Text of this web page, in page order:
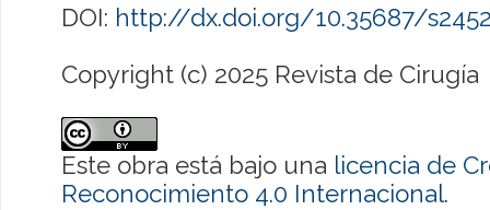
DOI: http://dx.doi.org/10.35687/
Copyright (c) 2025 Revista de Cirugía
Este obra está bajo una licencia de
Reconocimiento 4.0 Internacional.